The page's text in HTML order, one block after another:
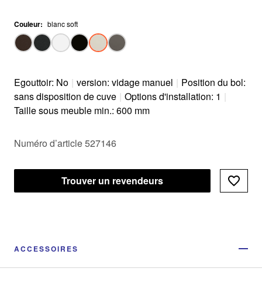
Couleur: blanc soft
Egouttoir: No | version: vidage manuel | Position du bol:
sans disposition de cuve | Options d'installation: 1 |
Taille sous meuble min.: 600 mm
Numéro d’article 527146
Trouver un revendeurs
ACCESSOIRES